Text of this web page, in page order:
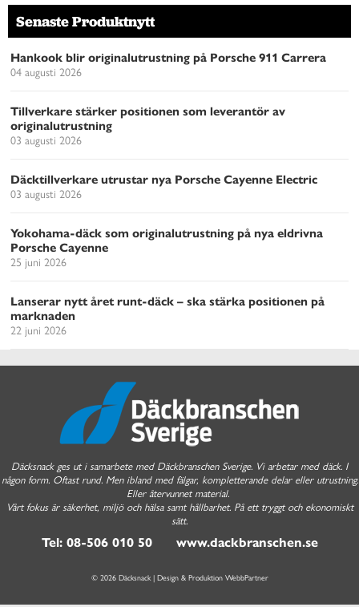
Senaste Produktnytt
Hankook blir originalutrustning på Porsche 911 Carrera
04 augusti 2026
Tillverkare stärker positionen som leverantör av
originalutrustning
03 augusti 2026
Däcktillverkare utrustar nya Porsche Cayenne Electric
03 augusti 2026
Yokohama-däck som originalutrustning på nya eldrivna
Porsche Cayenne
25 juni 2026
Lanserar nytt året runt-däck – ska stärka positionen på
marknaden
22 juni 2026
Däcksnack ges ut i samarbete med Däckbranschen Sverige. Vi arbetar med däck. I
någon form. Oftast rund. Men ibland med fälgar, kompletterande delar eller utrustning.
Eller återvunnet material.
Vårt fokus är säkerhet, miljö och hälsa samt hållbarhet. På ett tryggt och ekonomiskt
sätt.
Tel: 08-506 010 50 www.dackbranschen.se
© 2026 Däcksnack | Design & Produktion WebbPartner